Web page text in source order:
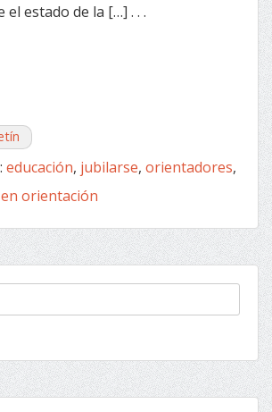
el estado de la […] . . .
educación, jubilarse, orientadores,
orientación